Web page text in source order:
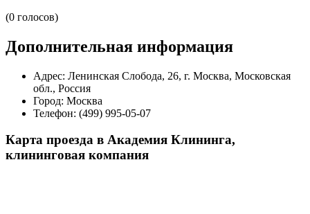
(0 голосов)
Дополнительная информация
Адрес: Ленинская Слобода, 26, г. Москва, Московская
обл., Россия
Город: Москва
Телефон: (499) 995-05-07
Карта проезда в Академия Клининга,
клининговая компания